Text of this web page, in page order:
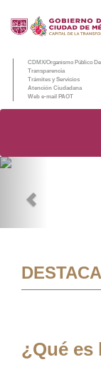
CDMX/Organismo Público
Transparencia
Trámites y Servicios
Atención Ciudadana
Web e-mail PAOT
¿Qué es